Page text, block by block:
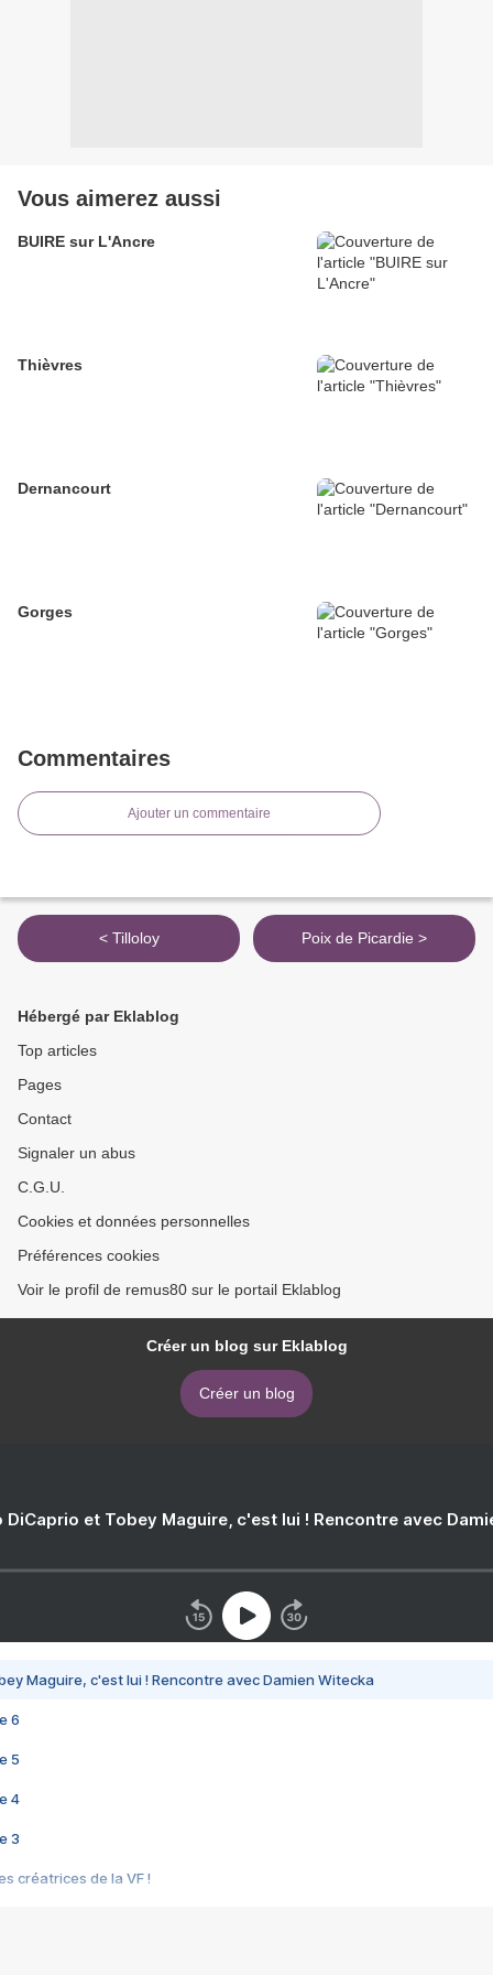
Vous aimerez aussi
BUIRE sur L'Ancre
Thièvres
Dernancourt
Gorges
Commentaires
Ajouter un commentaire
< Tilloloy Poix de Picardie >
Hébergé par Eklablog
Top articles
Pages
Contact
Signaler un abus
C.G.U.
Cookies et données personnelles
Préférences cookies
Voir le profil de remus80 sur le portail Eklablog
Créer un blog sur Eklablog
Créer un blog
DiCaprio et Tobey Maguire, c'est lui ! Rencontre avec
Maguire, c'est lui ! Rencontre avec Damien Witecka
6
5
4
3
créatrices de la VF !